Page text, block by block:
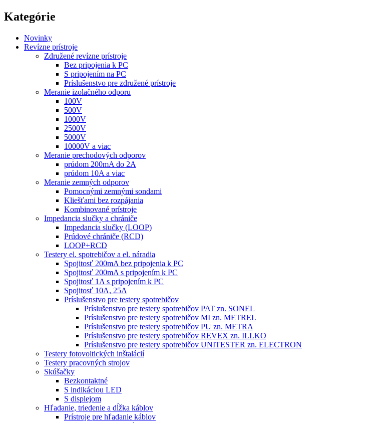
Kategórie
Novinky
Revízne prístroje
Združené revízne prístroje
Bez pripojenia k PC
S pripojením na PC
Príslušenstvo pre združené prístroje
Meranie izolačného odporu
100V
500V
1000V
2500V
5000V
10000V a viac
Meranie prechodových odporov
prúdom 200mA do 2A
prúdom 10A a viac
Meranie zemných odporov
Pomocnými zemnými sondami
Kliešťami bez rozpájania
Kombinované prístroje
Impedancia slučky a chrániče
Impedancia slučky (LOOP)
Prúdové chrániče (RCD)
LOOP+RCD
Testery el. spotrebičov a el. náradia
Spojitosť 200mA bez pripojenia k PC
Spojitosť 200mA s pripojením k PC
Spojitosť 1A s pripojením k PC
Spojitosť 10A, 25A
Príslušenstvo pre testery spotrebičov
Príslušenstvo pre testery spotrebičov PAT zn. SONEL
Príslušenstvo pre testery spotrebičov MI zn. METREL
Príslušenstvo pre testery spotrebičov PU zn. METRA
Príslušenstvo pre testery spotrebičov REVEX zn. ILLKO
Príslušenstvo pre testery spotrebičov UNITESTER zn. ELECTRON
Testery fotovoltických inštalácií
Testery pracovných strojov
Skúšačky
Bezkontaktné
S indikáciou LED
S displejom
Hľadanie, triedenie a dĺžka káblov
Prístroje pre hľadanie káblov